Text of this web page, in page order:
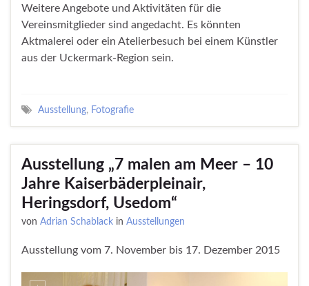
Weitere Angebote und Aktivitäten für die
Vereinsmitglieder sind angedacht. Es könnten
Aktmalerei oder ein Atelierbesuch bei einem Künstler
aus der Uckermark-Region sein.
Ausstellung, Fotografie
Ausstellung „7 malen am Meer – 10
Jahre Kaiserbäderpleinair,
Heringsdorf, Usedom“
von Adrian Schablack in Ausstellungen
Ausstellung vom 7. November bis 17. Dezember 2015